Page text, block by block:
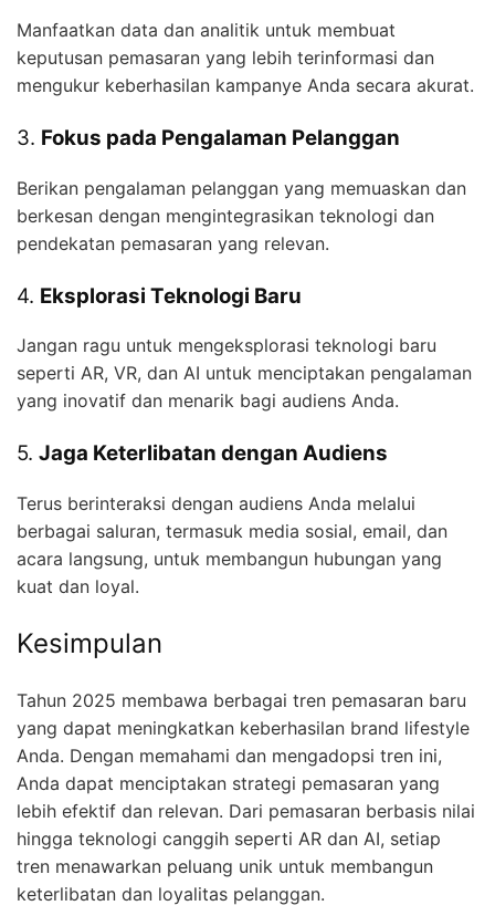
Manfaatkan data dan analitik untuk membuat
keputusan pemasaran yang lebih terinformasi dan
mengukur keberhasilan kampanye Anda secara akurat.
3. Fokus pada Pengalaman Pelanggan
Berikan pengalaman pelanggan yang memuaskan dan
berkesan dengan mengintegrasikan teknologi dan
pendekatan pemasaran yang relevan.
4. Eksplorasi Teknologi Baru
Jangan ragu untuk mengeksplorasi teknologi baru
seperti AR, VR, dan AI untuk menciptakan pengalaman
yang inovatif dan menarik bagi audiens Anda.
5. Jaga Keterlibatan dengan Audiens
Terus berinteraksi dengan audiens Anda melalui
berbagai saluran, termasuk media sosial, email, dan
acara langsung, untuk membangun hubungan yang
kuat dan loyal.
Kesimpulan
Tahun 2025 membawa berbagai tren pemasaran baru
yang dapat meningkatkan keberhasilan brand lifestyle
Anda. Dengan memahami dan mengadopsi tren ini,
Anda dapat menciptakan strategi pemasaran yang
lebih efektif dan relevan. Dari pemasaran berbasis nilai
hingga teknologi canggih seperti AR dan AI, setiap
tren menawarkan peluang unik untuk membangun
keterlibatan dan loyalitas pelanggan.